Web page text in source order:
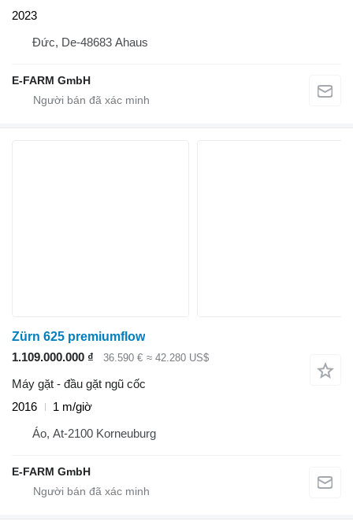
2023
Đức, De-48683 Ahaus
E-FARM GmbH
Zürn 625 premiumflow
1.109.000.000 ₫
36.590 € ≈ 42.280 US$
Máy gặt - đầu gặt ngũ cốc
2016
1 m/giờ
Áo, At-2100 Korneuburg
E-FARM GmbH